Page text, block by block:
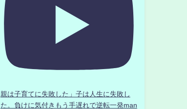
親は子育てに失敗した」子は人生に失敗し
た。負けに気付きもう手遅れで逆転一発man